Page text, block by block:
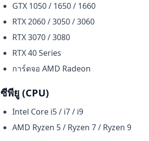
GTX 1050 / 1650 / 1660
RTX 2060 / 3050 / 3060
RTX 3070 / 3080
RTX 40 Series
การ์ดจอ AMD Radeon
ซีพียู (CPU)
Intel Core i5 / i7 / i9
AMD Ryzen 5 / Ryzen 7 / Ryzen 9